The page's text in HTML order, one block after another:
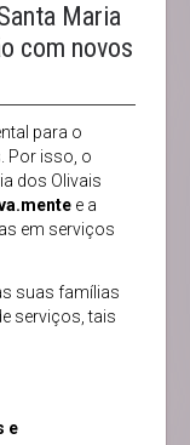
Maria
com novos
para o
Por isso, o
dos Olivais
e a
em serviços
suas famílias
serviços, tais
e